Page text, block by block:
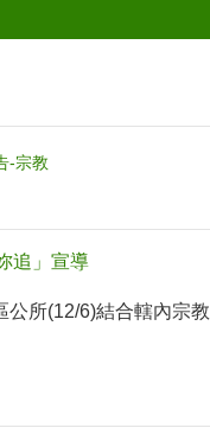
-宗教
追」宣導
公所(12/6)結合轄內宗